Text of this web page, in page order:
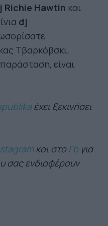
Richie Hawtin και
dj
Τβαρκόβσκι.
είναι
έχει ξεκινήσει
και στο Fb για
σας ενδιαφέρουν